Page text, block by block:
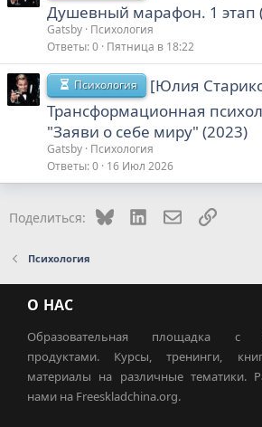
Душевный марафон. 1 этап
Gatsby Психология
Ответы 0 Пятница в 18:22
Психология
[Юлия
Трансформационная
"Заяви о себе миру" (2023)
Gatsby Психология
Ответы 0 16 Июл 2026
Поделиться: Bluesky LinkedInЭлектронная
Ссылка
Психология
О НАС
Образовательная площадка с
продуктами. Курсы, тренинги,
материалы на различные тематики.
нами на Freeskladchina.org.